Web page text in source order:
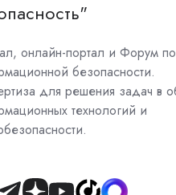
онлайн-портал и Форум по
безопасности.
для решения задач в
технологий и